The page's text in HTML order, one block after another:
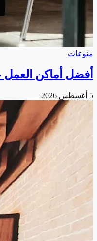
منوعات
أفضل أماكن
5 أغسطس 2026